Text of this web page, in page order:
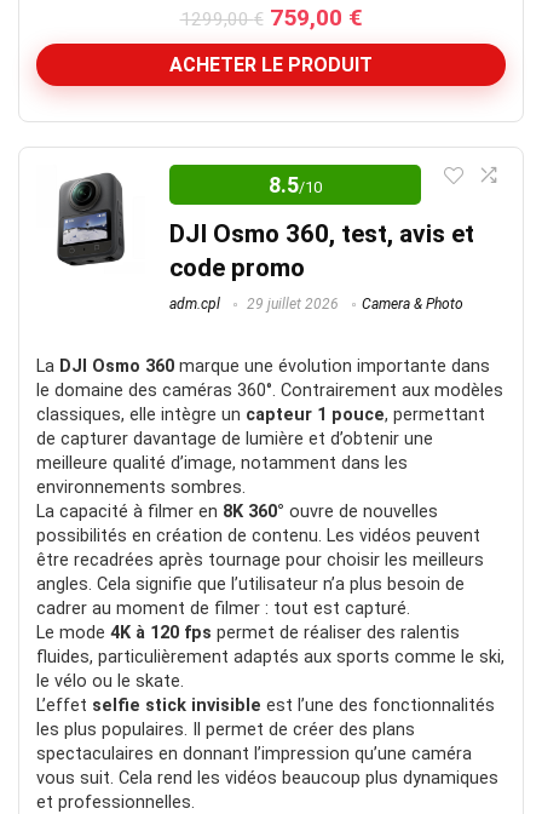
1299,00€ Le
prix
initial
était :
759,00 €Le
prix
actuel
est :
ACHETER LE PRODUIT
Produit intéressant
Vous avez souvent des coupures ? Ce produit est fait
pour vous !
POUR:
Idée
Produit connecté
CONTRE:
Système de ventilation
8.5/10
DJI Osmo 360, test, avis et
code promo
adm.cpl 29 juillet 2026 Camera & Photo
La DJI Osmo 360 marque une évolution importante dans
le domaine des caméras 360°. Contrairement aux modèles
classiques, elle intègre un capteur 1 pouce, permettant
de capturer davantage de lumière et d’obtenir une
meilleure qualité d’image, notamment dans les
environnements sombres.
La capacité à filmer en 8K 360° ouvre de nouvelles
possibilités en création de contenu. Les vidéos peuvent
être recadrées après tournage pour choisir les meilleurs
angles. Cela signifie que l’utilisateur n’a plus besoin de
cadrer au moment de filmer : tout est capturé.
Le mode 4K à 120 fps permet de réaliser des ralentis
fluides, particulièrement adaptés aux sports comme le ski,
le vélo ou le skate.
L’effet selfie stick invisible est l’une des fonctionnalités
les plus populaires. Il permet de créer des plans
spectaculaires en donnant l’impression qu’une caméra
vous suit. Cela rend les vidéos beaucoup plus dynamiques
et professionnelles.